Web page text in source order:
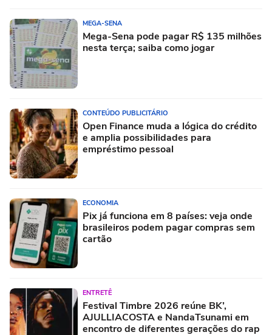
MEGA-SENA
Mega-Sena pode pagar R$ 135 milhões
nesta terça; saiba como jogar
CONTEÚDO PUBLICITÁRIO
Open Finance muda a lógica do crédito
e amplia possibilidades para
empréstimo pessoal
ECONOMIA
Pix já funciona em 8 países: veja onde
brasileiros podem pagar compras sem
cartão
ENTRETÊ
Festival Timbre 2026 reúne BK’,
AJULLIACOSTA e NandaTsunami em
encontro de diferentes gerações do rap